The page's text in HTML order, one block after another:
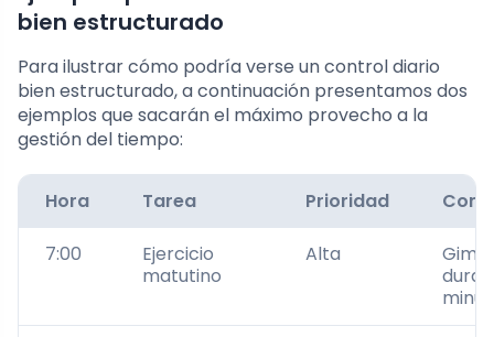
bien estructurado
Para ilustrar cómo podría verse un control diario
bien estructurado, a continuación presentamos dos
ejemplos que sacarán el máximo provecho a la
gestión del tiempo:
Hora Tarea Prioridad
7:00
Ejercicio
matutino
Alta